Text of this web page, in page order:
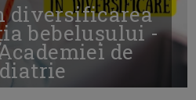
diversificarea
bebelușului -
de